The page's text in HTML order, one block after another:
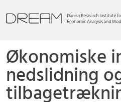
Økonomiske
nedslidning